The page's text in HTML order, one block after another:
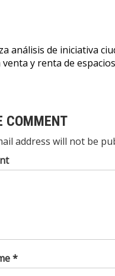
análisis de iniciativa
y renta de
COMMENT
address will not be
*